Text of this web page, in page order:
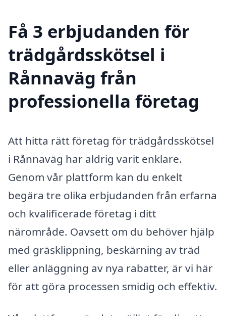
Få 3 erbjudanden för
trädgårdsskötsel i
Rånnaväg från
professionella företag
Att hitta rätt företag för trädgårdsskötsel
i Rånnaväg har aldrig varit enklare.
Genom vår plattform kan du enkelt
begära tre olika erbjudanden från erfarna
och kvalificerade företag i ditt
närområde. Oavsett om du behöver hjälp
med gräsklippning, beskärning av träd
eller anläggning av nya rabatter, är vi här
för att göra processen smidig och effektiv.